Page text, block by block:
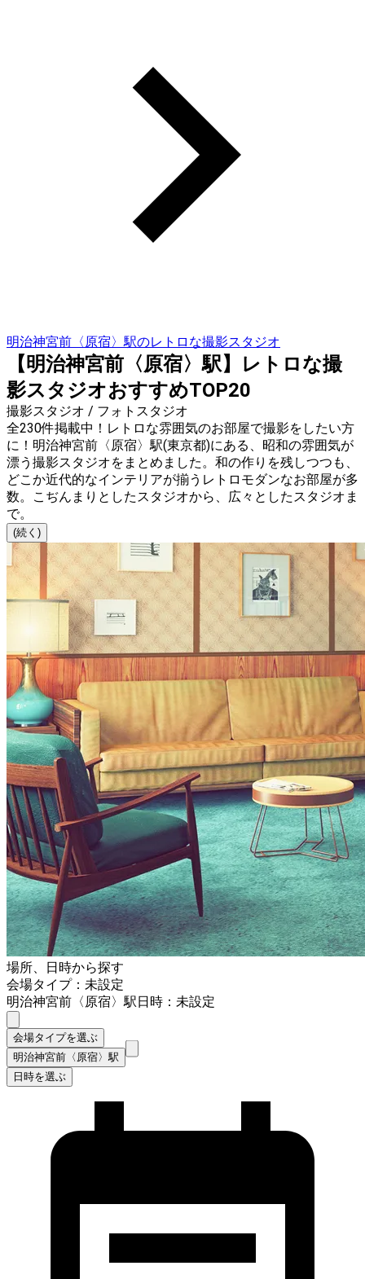
明治神宮前〈原宿〉駅のレトロな撮影スタジオ
【明治神宮前〈原宿〉駅】レトロな撮
影スタジオおすすめTOP20
撮影スタジオ / フォトスタジオ
全230件掲載中！レトロな雰囲気のお部屋で撮影をしたい方
に！明治神宮前〈原宿〉駅(東京都)にある、昭和の雰囲気が
漂う撮影スタジオをまとめました。和の作りを残しつつも、
どこか近代的なインテリアが揃うレトロモダンなお部屋が多
数。こぢんまりとしたスタジオから、広々としたスタジオま
で。
(続く)
場所、日時から探す
会場タイプ：未設定
明治神宮前〈原宿〉駅日時：未設定
会場タイプを選ぶ
明治神宮前〈原宿〉駅
日時を選ぶ